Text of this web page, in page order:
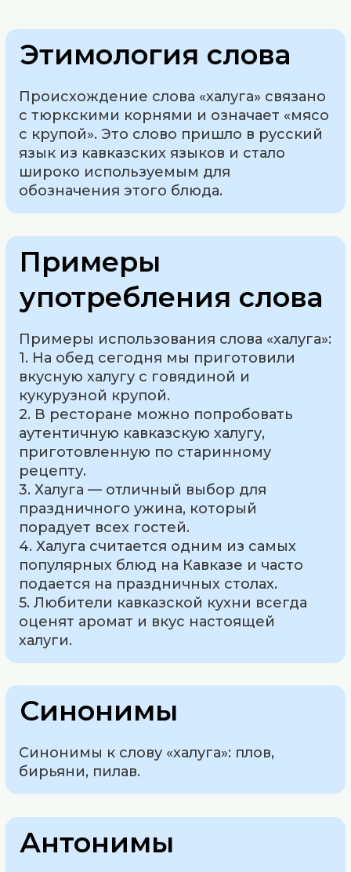
Этимология слова
Происхождение слова «халуга» связано
с тюркскими корнями и означает «мясо
с крупой». Это слово пришло в русский
язык из кавказских языков и стало
широко используемым для
обозначения этого блюда.
Примеры
употребления слова
Примеры использования слова «халуга»:
1. На обед сегодня мы приготовили
вкусную халугу с говядиной и
кукурузной крупой.
2. В ресторане можно попробовать
аутентичную кавказскую халугу,
приготовленную по старинному
рецепту.
3. Халуга — отличный выбор для
праздничного ужина, который
порадует всех гостей.
4. Халуга считается одним из самых
популярных блюд на Кавказе и часто
подается на праздничных столах.
5. Любители кавказской кухни всегда
оценят аромат и вкус настоящей
халуги.
Синонимы
Синонимы к слову «халуга»: плов,
бирьяни, пилав.
Антонимы